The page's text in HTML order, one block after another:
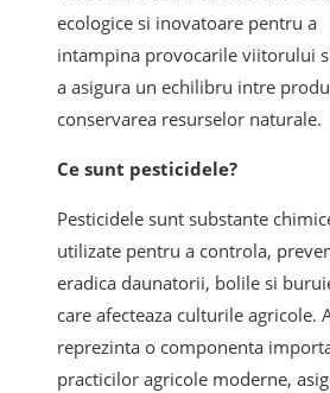
ecologice si inovatoare pentru a
intampina provocarile viitorului
a asigura un echilibru intre
conservarea resurselor naturale.
Ce sunt pesticidele?
Pesticidele sunt substante
utilizate pentru a controla,
eradica daunatorii, bolile si
care afecteaza culturile agricole.
reprezinta o componenta
practicilor agricole moderne,